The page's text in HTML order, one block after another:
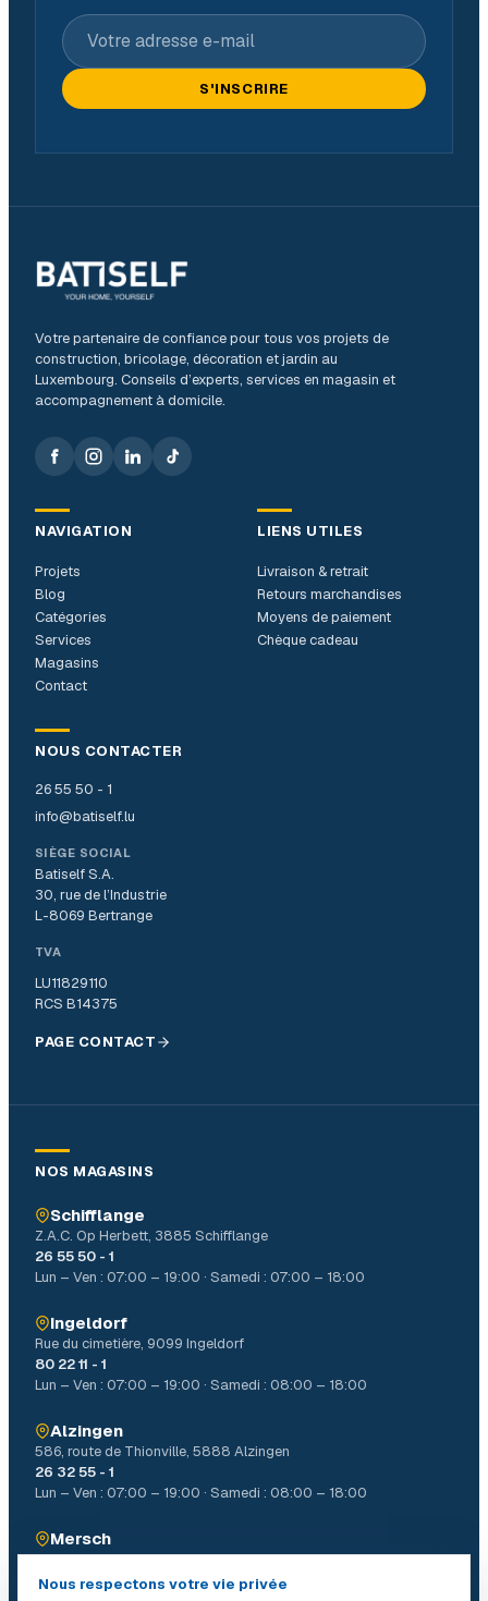
Votre adresse e-mail
S'INSCRIRE
Votre partenaire de confiance pour tous vos projets de
construction, bricolage, décoration et jardin au
Luxembourg. Conseils d’experts, services en magasin et
accompagnement à domicile.
NAVIGATION
Projets
Blog
Catégories
Services
Magasins
Contact
LIENS UTILES
Livraison & retrait
Retours marchandises
Moyens de paiement
Chèque cadeau
NOUS CONTACTER
26 55 50 - 1
info@batiself.lu
SIÈGE SOCIAL
Batiself S.A.
30, rue de l’Industrie
L-8069 Bertrange
TVA
LU11829110
RCS B14375
PAGE CONTACT
NOS MAGASINS
Schifflange
Z.A.C. Op Herbett, 3885 Schifflange
26 55 50 - 1
Lun – Ven : 07:00 – 19:00 · Samedi : 07:00 – 18:00
Ingeldorf
Rue du cimetière, 9099 Ingeldorf
80 22 11 - 1
Lun – Ven : 07:00 – 19:00 · Samedi : 08:00 – 18:00
Alzingen
586, route de Thionville, 5888 Alzingen
26 32 55 - 1
Lun – Ven : 07:00 – 19:00 · Samedi : 08:00 – 18:00
Mersch
4, Allée John W. Léonard Mierscherbierg, 7526 Mersch
26 32 31 - 1
Nous respectons votre vie privée